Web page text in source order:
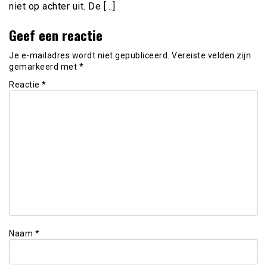
niet op achter uit. De […]
Geef een reactie
Je e-mailadres wordt niet gepubliceerd. Vereiste velden zijn
gemarkeerd met *
Reactie *
Naam *